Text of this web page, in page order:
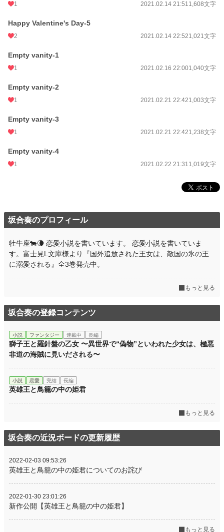
1 2021.02.14 21:511,608文字
Happy Valentine's Day‐5
2 2021.02.14 22:521,021文字
Empty vanity-1
1 2021.02.16 22:001,040文字
Empty vanity-2
1 2021.02.21 22:421,003文字
Empty vanity-3
1 2021.02.21 22:421,238文字
Empty vanity-4
1 2021.02.22 21:311,019文字
坂合奏のプロフィール
牡牛座🐄🌘 恋愛小説を書いています。 恋愛小説を書いていま
す。富士見L文庫様より『国外追放された王女は、敵国の氷の王
に溺愛される』全3巻発売中。
もっと見る
坂合奏の登録コンテンツ
小説 ファンタジー 連載中 長編
獅子王と羅針盤の乙女 〜異世界で“偽物”といわれた少女は、極悪
非道の海賊に見いだされる〜
小説 恋愛 完結 長編
英雄王と鳥籠の中の姫君
もっと見る
坂合奏の近況ボードの更新履歴
2022-02-03 09:53:26
英雄王と鳥籠の中の姫君についてのお詫び
2022-01-30 23:01:26
新作公開【英雄王と鳥籠の中の姫君】
もっと見る